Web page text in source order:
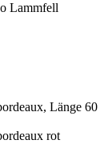
Lammfell